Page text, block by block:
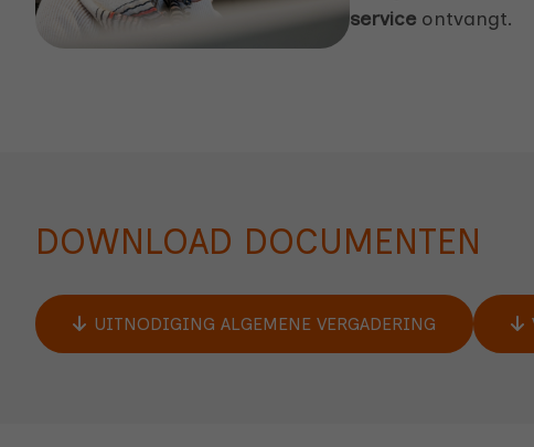
service ontvangt.
DOWNLOAD DOCUMENTEN
UITNODIGING ALGEMENE VERGADERING